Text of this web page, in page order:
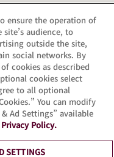
ensure the operation of
audience, to
outside the site,
social networks. By
cookies as described
cookies select
to all optional
You can modify
Ad Settings” available
Policy.
SETTINGS